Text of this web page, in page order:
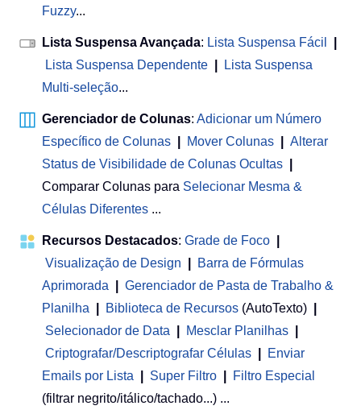
Fuzzy...
Lista Suspensa Avançada: Lista Suspensa Fácil
Lista Suspensa Dependente
Lista Suspensa
Multi-seleção...
Gerenciador de Colunas: Adicionar um Número
Específico de Colunas
Mover Colunas
Alterar
Status de Visibilidade de Colunas Ocultas
Comparar Colunas para Selecionar Mesma &
Células Diferentes ...
Recursos Destacados: Grade de Foco
Visualização de Design
Barra de Fórmulas
Aprimorada
Gerenciador de Pasta de Trabalho &
Planilha
Biblioteca de Recursos (AutoTexto)
Selecionador de Data
Mesclar Planilhas
Criptografar/Descriptografar Células
Enviar
Emails por Lista
Super Filtro
Filtro Especial
(filtrar negrito/itálico/tachado...) ...